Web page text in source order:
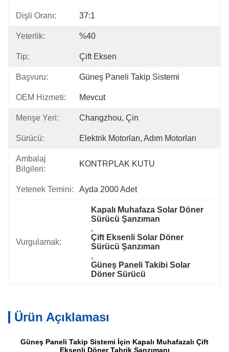
Dişli Oranı: 37:1
Yeterlik: %40
Tip: Çift Eksen
Başvuru: Güneş Paneli Takip Sistemi
OEM Hizmeti: Mevcut
Menşe Yeri: Changzhou, Çin
Sürücü: Elektrik Motorları, Adım Motorları
Ambalaj
Bilgileri:
KONTRPLAK KUTU
Yetenek Temini: Ayda 2000 Adet
Vurgulamak:
Kapalı Muhafaza Solar Döner
Sürücü Şanzıman
,
Çift Eksenli Solar Döner
Sürücü Şanzıman
,
Güneş Paneli Takibi Solar
Döner Sürücü
Ürün Açıklaması
Güneş Paneli Takip Sistemi İçin Kapalı Muhafazalı Çift
Eksenli Döner Tahrik Şanzımanı